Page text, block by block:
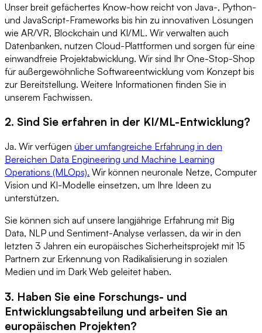
Unser breit gefächertes Know-how reicht von Java-, Python-
und JavaScript-Frameworks bis hin zu innovativen Lösungen
wie AR/VR, Blockchain und KI/ML. Wir verwalten auch
Datenbanken, nutzen Cloud-Plattformen und sorgen für eine
einwandfreie Projektabwicklung. Wir sind Ihr One-Stop-Shop
für außergewöhnliche Softwareentwicklung vom Konzept bis
zur Bereitstellung. Weitere Informationen finden Sie in
unserem Fachwissen.
2. Sind Sie erfahren in der KI/ML-Entwicklung?
Ja. Wir verfügen über umfangreiche Erfahrung in den
Bereichen Data Engineering und Machine Learning
Operations (MLOps). Wir können neuronale Netze, Computer
Vision und KI-Modelle einsetzen, um Ihre Ideen zu
unterstützen.
Sie können sich auf unsere langjährige Erfahrung mit Big
Data, NLP und Sentiment-Analyse verlassen, da wir in den
letzten 3 Jahren ein europäisches Sicherheitsprojekt mit 15
Partnern zur Erkennung von Radikalisierung in sozialen
Medien und im Dark Web geleitet haben.
3. Haben Sie eine Forschungs- und
Entwicklungsabteilung und arbeiten Sie an
europäischen Projekten?